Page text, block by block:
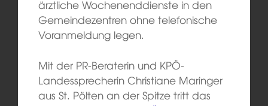
ärztliche Wochenenddienste in den
Gemeindezentren ohne telefonische
Voranmeldung legen.
Mit der PR-Beraterin und KPÖ-
Landessprecherin Christiane Maringer
aus St. Pölten an der Spitze tritt das